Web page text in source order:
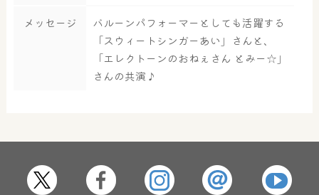
大浴場 サウナ・岩盤浴
屋内レジャープール
はしゃきっズ
メッセージ
バルーンパフォーマーとしても活躍する
「スウィートシンガーあい」さんと、
「エレクトーンのおねぇさん とみー☆」
さんの共演♪